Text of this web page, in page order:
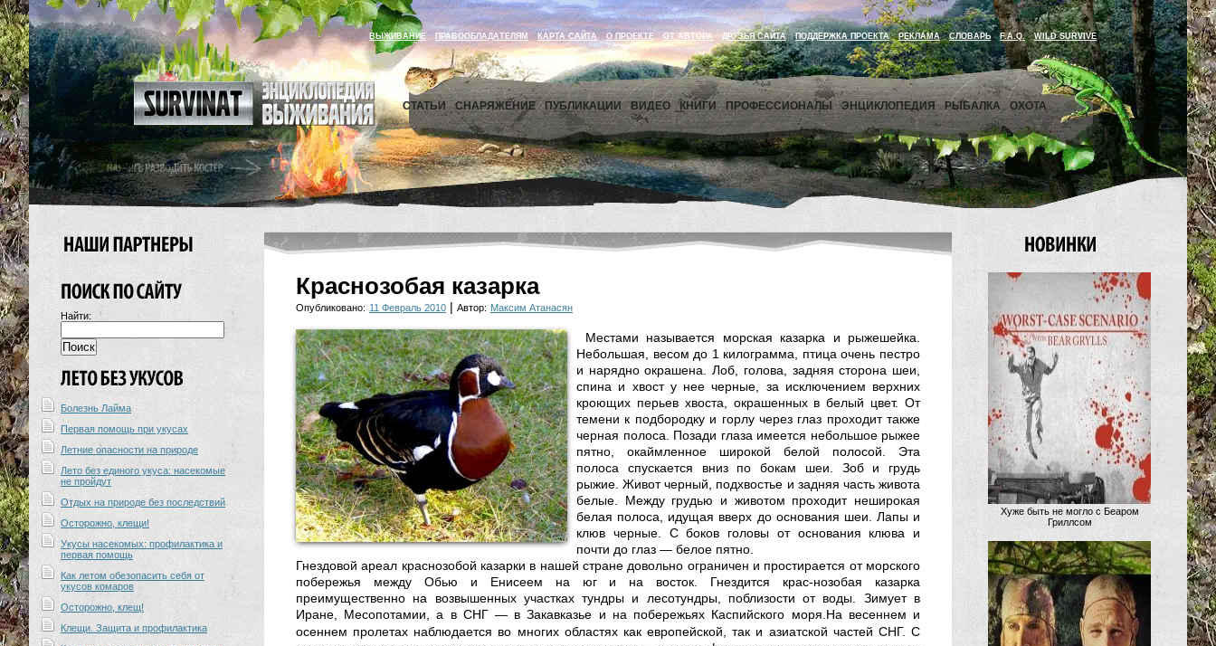
ВЫЖИВАНИЕ ПРАВООБЛАДАТЕЛЯМ КАРТА САЙТА О ПРОЕКТЕ ОТ АВТОРА ДРУЗЬЯ САЙТА ПОДДЕРЖКА ПРОЕКТА РЕКЛАМА СЛОВАРЬ F.A.Q. WILD SURVIVE
СТАТЬИ СНАРЯЖЕНИЕ ПУБЛИКАЦИИ ВИДЕО КНИГИ ПРОФЕССИОНАЛЫ ЭНЦИКЛОПЕДИЯ РЫБАЛКА ОХОТА
Найти:
Болезнь Лайма
Первая помощь при укусах
Летние опасности на природе
Лето без единого укуса: насекомые
не пройдут
Отдых на природе без последствий
Осторожно, клещи!
Укусы насекомых: профилактика и
первая помощь
Как летом обезопасить себя от
укусов комаров
Осторожно, клещ!
Клещи. Защита и профилактика
Краснозобая казарка
Опубликовано: 11 Февраль 2010 | Автор: Максим Атанасян
Местами называется морская казарка и рыжешейка.
Небольшая, весом до 1 килограмма, птица очень пестро
и нарядно окрашена. Лоб, голова, задняя сторона шеи,
спина и хвост у нее черные, за исключением верхних
кроющих перьев хвоста, окрашенных в белый цвет. От
темени к подбородку и горлу через глаз проходит также
черная полоса. Позади глаза имеется небольшое рыжее
пятно, окаймленное широкой белой полосой. Эта
полоса спускается вниз по бокам шеи. Зоб и грудь
рыжие. Живот черный, подхвостье и задняя часть живота
белые. Между грудью и животом проходит неширокая
белая полоса, идущая вверх до основания шеи. Лапы и
клюв черные. С боков головы от основания клюва и
почти до глаз — белое пятно.
Гнездовой ареал краснозобой казарки в нашей стране довольно ограничен и простирается от морского
побережья между Обью и Енисеем на юг и на восток. Гнездится крас-нозобая казарка
преимущественно на возвышенных участках тундры и лесотундры, поблизости от воды. Зимует в
Иране, Месопотамии, а в СНГ — в Закавказье и на побережьях Каспийского моря. На весеннем и
осеннем пролетах наблюдается во многих областях как европейской, так и азиатской частей СНГ. С
Хуже быть не могло с Беаром
Гриллсом